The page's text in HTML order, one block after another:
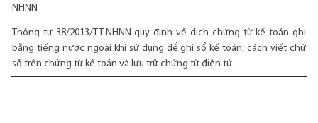
NHNN
Thông tư 38/2013/TT-NHNN quy định về dịch chứng từ kế toán ghi
bằng tiếng nước ngoài khi sử dụng để ghi sổ kế toán, cách viết chữ
số trên chứng từ kế toán và lưu trữ chứng từ điện tử